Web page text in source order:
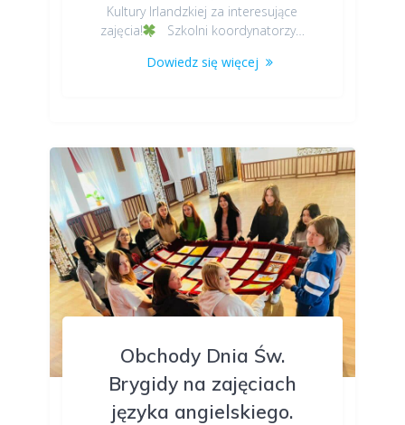
Kultury Irlandzkiej za interesujące
zajęcia!
Szkolni koordynatorzy…
Dowiedz się więcej
Obchody Dnia Św.
Brygidy na zajęciach
języka angielskiego.